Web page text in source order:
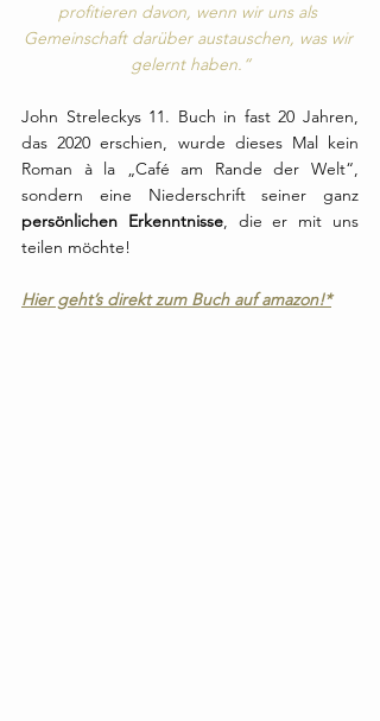
profitieren davon, wenn wir uns als
Gemeinschaft darüber austauschen, was wir
gelernt haben.“
John Streleckys 11. Buch in fast 20 Jahren,
das 2020 erschien, wurde dieses Mal kein
Roman à la „Café am Rande der Welt“,
persönlichen Erkenntnisse, die er mit uns
teilen möchte!
Hier geht’s direkt zum Buch auf amazon!*